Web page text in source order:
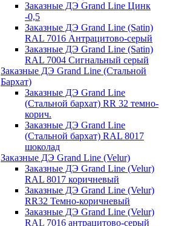
Заказные ДЭ Grand Line Цинк
-0,5
Заказные ДЭ Grand Line (Satin)
RAL 7016 Антрацитово-серый
Заказные ДЭ Grand Line (Satin)
RAL 7004 Сигнальный серый
Заказные ДЭ Grand Line (Стальной
Бархат)
Заказные ДЭ Grand Line
(Стальной бархат) RR 32 темно-
корич.
Заказные ДЭ Grand Line
(Стальной бархат) RAL 8017
шоколад
Заказные ДЭ Grand Line (Velur)
Заказные ДЭ Grand Line (Velur)
RAL 8017 коричневый
Заказные ДЭ Grand Line (Velur)
RR32 Темно-коричневый
Заказные ДЭ Grand Line (Velur)
RAL 7016 антрацитово-серый